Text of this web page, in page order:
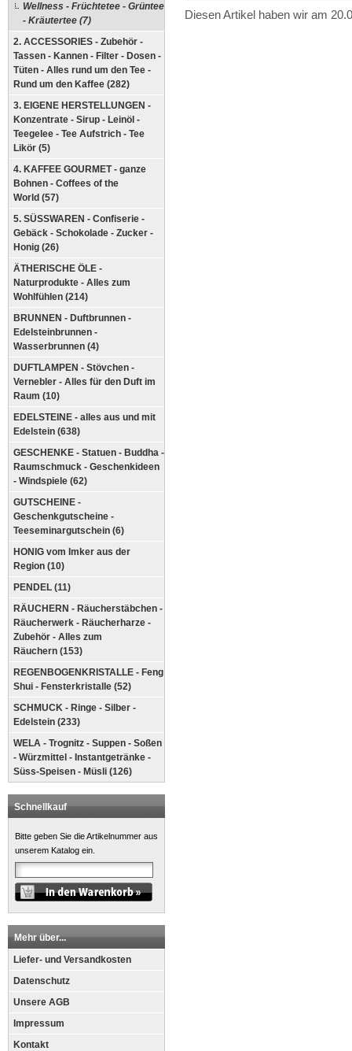
Wellness - Früchtetee - Grüntee
- Kräutertee (7)
2. ACCESSORIES - Zubehör -
Tassen - Kannen - Filter - Dosen -
Tüten - Alles rund um den Tee -
Rund um den Kaffee (282)
3. EIGENE HERSTELLUNGEN -
Konzentrate - Sirup - Leinöl -
Teegelee - Tee Aufstrich - Tee
Likör (5)
4. KAFFEE GOURMET - ganze
Bohnen - Coffees of the
World (57)
5. SÜSSWAREN - Confiserie -
Gebäck - Schokolade - Zucker -
Honig (26)
ÄTHERISCHE ÖLE -
Naturprodukte - Alles zum
Wohlfühlen (214)
BRUNNEN - Duftbrunnen -
Edelsteinbrunnen -
Wasserbrunnen (4)
DUFTLAMPEN - Stövchen -
Vernebler - Alles für den Duft im
Raum (10)
EDELSTEINE - alles aus und mit
Edelstein (638)
GESCHENKE - Statuen - Buddha -
Raumschmuck - Geschenkideen
- Windspiele (62)
GUTSCHEINE -
Geschenkgutscheine -
Teeseminargutschein (6)
HONIG vom Imker aus der
Region (10)
PENDEL (11)
RÄUCHERN - Räucherstäbchen -
Räucherwerk - Räucherharze -
Zubehör - Alles zum
Räuchern (153)
REGENBOGENKRISTALLE - Feng
Shui - Fensterkristalle (52)
SCHMUCK - Ringe - Silber -
Edelstein (233)
WELA - Trognitz - Suppen - Soßen
- Würzmittel - Instantgetränke -
Süss-Speisen - Müsli (126)
Schnellkauf
Bitte geben Sie die Artikelnummer aus
unserem Katalog ein.
Mehr über...
Liefer- und Versandkosten
Datenschutz
Unsere AGB
Impressum
Kontakt
Diesen Artikel haben wir am